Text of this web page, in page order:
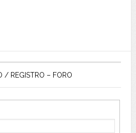
/ REGISTRO – FORO